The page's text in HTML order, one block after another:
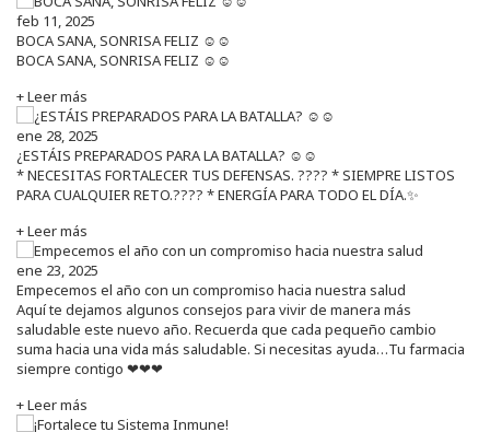
feb 11, 2025
BOCA SANA, SONRISA FELIZ ☺️☺️
BOCA SANA, SONRISA FELIZ ☺️☺️
+ Leer más
ene 28, 2025
¿ESTÁIS PREPARADOS PARA LA BATALLA? ☺️☺️
* NECESITAS FORTALECER TUS DEFENSAS. ????️ * SIEMPRE LISTOS
PARA CUALQUIER RETO.???? * ENERGÍA PARA TODO EL DÍA.✨
+ Leer más
ene 23, 2025
Empecemos el año con un compromiso hacia nuestra salud
Aquí te dejamos algunos consejos para vivir de manera más
saludable este nuevo año. Recuerda que cada pequeño cambio
suma hacia una vida más saludable. Si necesitas ayuda…Tu farmacia
siempre contigo ❤❤❤
+ Leer más